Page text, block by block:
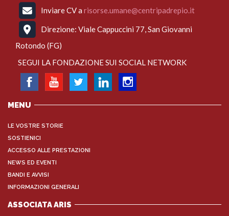
Inviare CV a risorse.umane@centripadrepio.it
Direzione: Viale Cappuccini 77, San Giovanni
Rotondo (FG)
SEGUI LA FONDAZIONE SUI SOCIAL NETWORK
MENU
LE VOSTRE STORIE
SOSTIENICI
ACCESSO ALLE PRESTAZIONI
NEWS ED EVENTI
BANDI E AVVISI
INFORMAZIONI GENERALI
ASSOCIATA ARIS